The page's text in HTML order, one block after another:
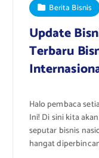
Berita Bisnis
Update
Terbaru
Halo pembaca
Ini! Di sini kita
seputar bisnis
hangat